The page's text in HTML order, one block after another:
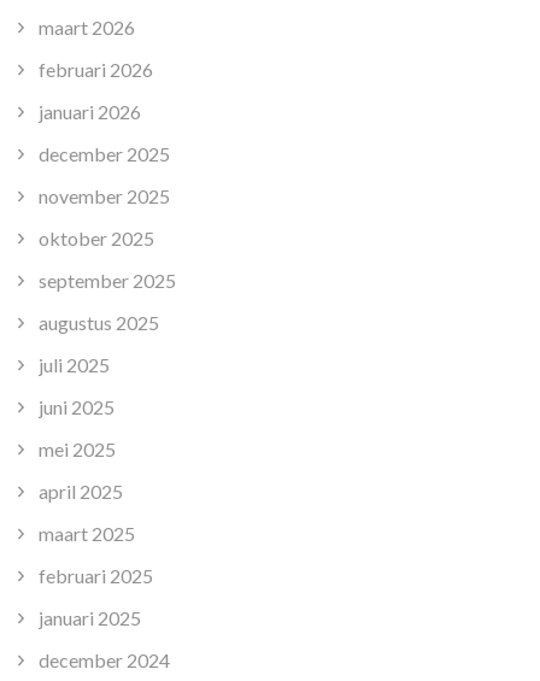
maart 2026
februari 2026
januari 2026
december 2025
november 2025
oktober 2025
september 2025
augustus 2025
juli 2025
juni 2025
mei 2025
april 2025
maart 2025
februari 2025
januari 2025
december 2024